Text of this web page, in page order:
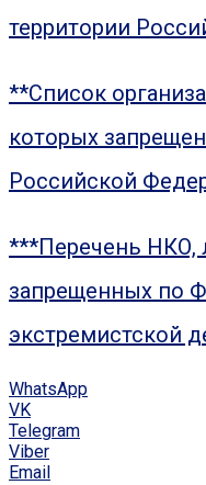
территории
**Список
которых
Российской
***Перечень НКО,
запрещенных по
экстремистской
WhatsApp
VK
Telegram
Viber
Email